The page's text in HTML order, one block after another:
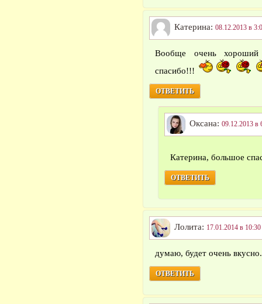
Катерина: 08.12.2013 в
Вообще очень
спасибо!!!
ОТВЕТИТЬ
Оксана: 09.12.2013 в
Катерина, большое
ОТВЕТИТЬ
Лолита: 17.01.2014 в
думаю, будет очень вкусно.
ОТВЕТИТЬ